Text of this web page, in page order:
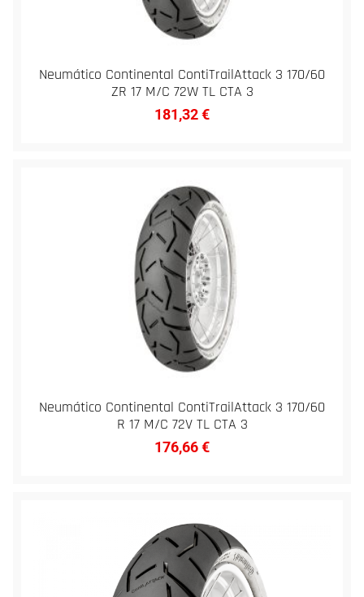
Neumático Continental ContiTrailAttack 3 170/60
ZR 17 M/C 72W TL CTA 3
181,32€
Neumático Continental ContiTrailAttack 3 170/60
R 17 M/C 72V TL CTA 3
176,66€